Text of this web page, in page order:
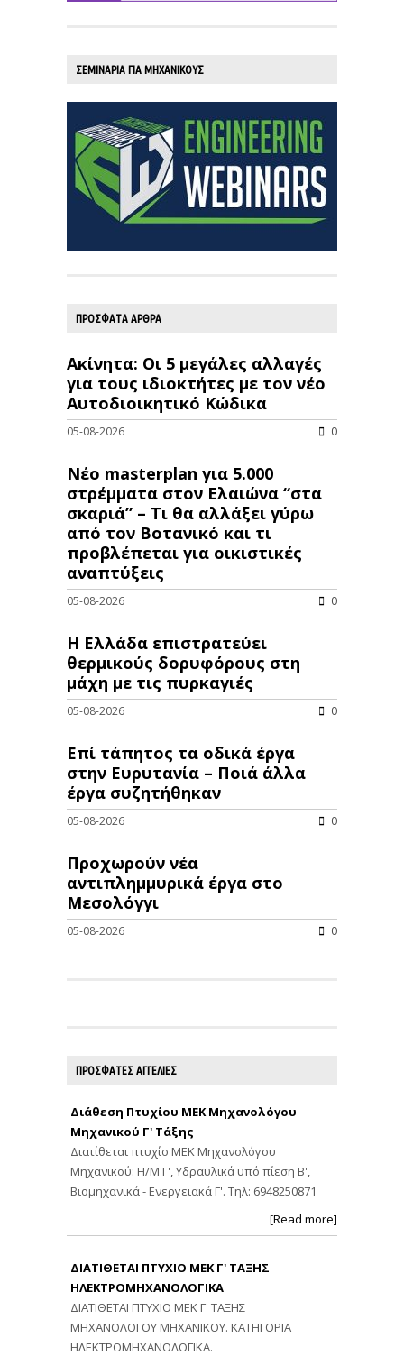
ΣΕΜΙΝΑΡΙΑ ΓΙΑ ΜΗΧΑΝΙΚΟΥΣ
ΠΡΟΣΦΑΤΑ ΑΡΘΡΑ
Ακίνητα: Οι 5 μεγάλες αλλαγές
για τους ιδιοκτήτες με τον νέο
Αυτοδιοικητικό Κώδικα
05-08-2026 0
Νέο masterplan για 5.000
στρέμματα στον Ελαιώνα “στα
σκαριά” – Τι θα αλλάξει γύρω
από τον Βοτανικό και τι
προβλέπεται για οικιστικές
αναπτύξεις
05-08-2026 0
Η Ελλάδα επιστρατεύει
θερμικούς δορυφόρους στη
μάχη με τις πυρκαγιές
05-08-2026 0
Επί τάπητος τα οδικά έργα
στην Ευρυτανία – Ποιά άλλα
έργα συζητήθηκαν
05-08-2026 0
Προχωρούν νέα
αντιπλημμυρικά έργα στο
Μεσολόγγι
05-08-2026 0
ΠΡΟΣΦΑΤΕΣ ΑΓΓΕΛΙΕΣ
Διάθεση Πτυχίου ΜΕΚ Μηχανολόγου
Μηχανικού Γ' Τάξης
Διατίθεται πτυχίο ΜΕΚ Μηχανολόγου
Μηχανικού: Η/Μ Γ', Υδραυλικά υπό πίεση Β',
Βιομηχανικά - Ενεργειακά Γ'. Τηλ: 6948250871
[Read more]
ΔΙΑΤΙΘΕΤΑΙ ΠΤΥΧΙΟ ΜΕΚ Γ' ΤΑΞΗΣ
ΗΛΕΚΤΡΟΜΗΧΑΝΟΛΟΓΙΚΑ
ΔΙΑΤΙΘΕΤΑΙ ΠΤΥΧΙΟ ΜΕΚ Γ' ΤΑΞΗΣ
ΜΗΧΑΝΟΛΟΓΟΥ ΜΗΧΑΝΙΚΟΥ. ΚΑΤΗΓΟΡΙΑ
ΗΛΕΚΤΡΟΜΗΧΑΝΟΛΟΓΙΚΑ.